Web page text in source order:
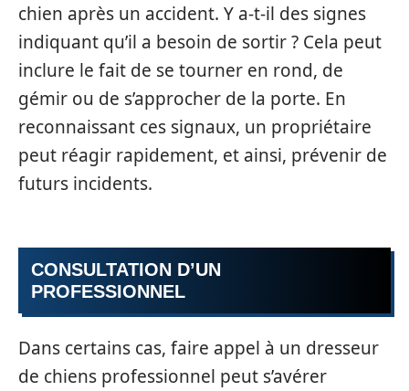
chien après un accident. Y a-t-il des signes
indiquant qu’il a besoin de sortir ? Cela peut
inclure le fait de se tourner en rond, de
gémir ou de s’approcher de la porte. En
reconnaissant ces signaux, un propriétaire
peut réagir rapidement, et ainsi, prévenir de
futurs incidents.
CONSULTATION D’UN
PROFESSIONNEL
Dans certains cas, faire appel à un dresseur
de chiens professionnel peut s’avérer